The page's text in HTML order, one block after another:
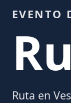
EVENTO
Ruta en